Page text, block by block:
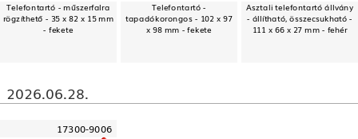
Telefontartó - műszerfalra
rögzíthető - 35 x 82 x 15 mm
- fekete
Telefontartó -
tapadókorongos - 102 x 97
x 98 mm - fekete
Asztali telefontartó állvány
- állítható, összecsukható -
111 x 66 x 27 mm - fehér
2026.06.28.
17300-9006